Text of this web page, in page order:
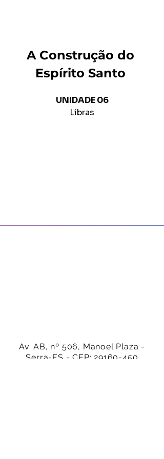
A Construção do
Espírito Santo
UNIDADE 06
Libras
Av. AB, nº 506, Manoel Plaza -
Serra-ES - CEP: 29160-450